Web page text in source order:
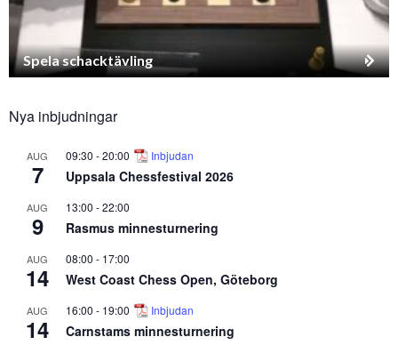
Spela schacktävling
Nya inbjudningar
AUG
7
09:30 -20:00 Inbjudan
Uppsala Chessfestival 2026
AUG
9
13:00 -22:00
Rasmus minnesturnering
AUG
14
08:00 - 17:00
West Coast Chess Open, Göteborg
AUG
14
16:00 - 19:00 Inbjudan
Carnstams minnesturnering